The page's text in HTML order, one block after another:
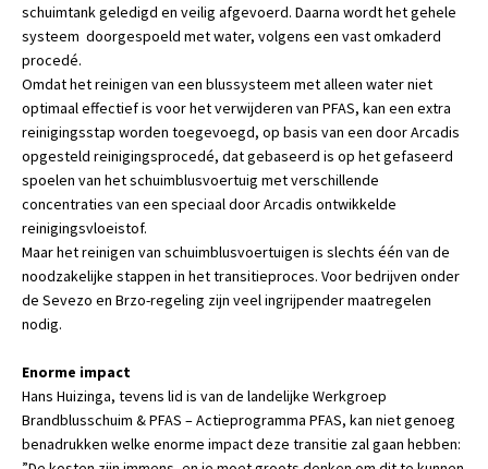
schuimtank geledigd en veilig afgevoerd. Daarna wordt het gehele
systeem doorgespoeld met water, volgens een vast omkaderd
procedé.
Omdat het reinigen van een blussysteem met alleen water niet
optimaal effectief is voor het verwijderen van PFAS, kan een extra
reinigingsstap worden toegevoegd, op basis van een door Arcadis
opgesteld reinigingsprocedé, dat gebaseerd is op het gefaseerd
spoelen van het schuimblusvoertuig met verschillende
concentraties van een speciaal door Arcadis ontwikkelde
reinigingsvloeistof.
Maar het reinigen van schuimblusvoertuigen is slechts één van de
noodzakelijke stappen in het transitieproces. Voor bedrijven onder
de Sevezo en Brzo-regeling zijn veel ingrijpender maatregelen
nodig.
Enorme impact
Hans Huizinga, tevens lid is van de landelijke Werkgroep
Brandblusschuim & PFAS – Actieprogramma PFAS, kan niet genoeg
benadrukken welke enorme impact deze transitie zal gaan hebben: